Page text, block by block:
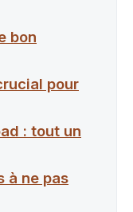
bon
pour
: tout un
à ne pas